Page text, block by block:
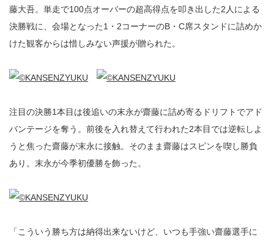
藤大吾。単走で100点オーバーの超高得点を叩き出した2人による
決勝戦に、会場となった1・2コーナーのB・C席スタンドに詰めか
けた観客からは惜しみない声援が贈られた。
注目の決勝1本目は後追いの末永が齋藤に詰め寄るドリフトでアド
バンテージを奪う。前後を入れ替えて行われた2本目では逆転しよ
うと焦った齋藤が末永に接触。そのまま齋藤はスピンを喫し勝負
あり。末永が今季初優勝を飾った。
「こういう勝ち方は納得出来ないけど、いつも手強い齋藤選手に